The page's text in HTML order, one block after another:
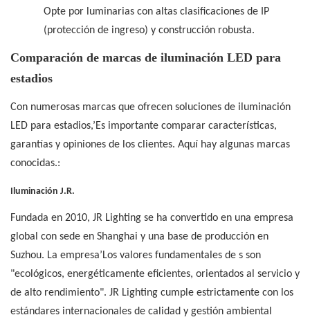
Opte por luminarias con altas clasificaciones de IP
(protección de ingreso) y construcción robusta.
Comparación de marcas de iluminación LED para
estadios
Con numerosas marcas que ofrecen soluciones de iluminación
LED para estadios,’Es importante comparar características,
garantías y opiniones de los clientes. Aquí hay algunas marcas
conocidas.:
Iluminación J.R.
Fundada en 2010, JR Lighting se ha convertido en una empresa
global con sede en Shanghai y una base de producción en
Suzhou. La empresa’Los valores fundamentales de s son
"ecológicos, energéticamente eficientes, orientados al servicio y
de alto rendimiento". JR Lighting cumple estrictamente con los
estándares internacionales de calidad y gestión ambiental